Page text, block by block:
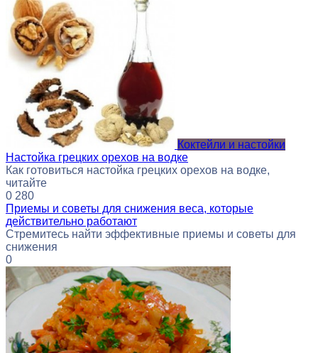
Коктейли и настойки
Настойка грецких орехов на водке
Как готовиться настойка грецких орехов на водке,
читайте
0 280
Приемы и советы для снижения веса, которые
действительно работают
Стремитесь найти эффективные приемы и советы для
снижения
0